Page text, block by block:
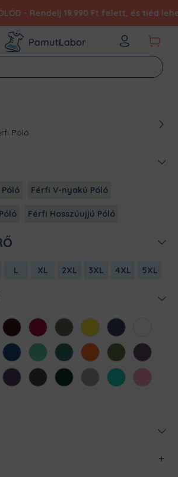
- Rendelj 19.990 Ft felett, és tiéd lehet
Póló
Férfi V-nyakú Póló
Férfi Hosszúujjú Póló
L XL 2XL 3XL 4XL 5XL
BordóChili Cink Citromsárga
Denim
KirálykékMentaMéregzöld
NarancsOliva Padlizsán
SötétlilaSötétszürke
SötétzöldSportszürke
Türkiz
Világos
rózsaszín